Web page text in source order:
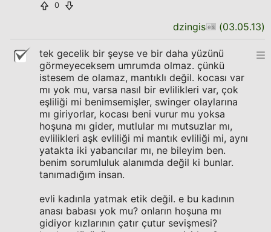
0
dzingis (03.05.13)
tek gecelik bir şeyse ve bir daha yüzünü
görmeyeceksem umrumda olmaz. çünkü
istesem de olamaz, mantıklı değil. kocası var
mı yok mu, varsa nasıl bir evlilikleri var, çok
eşliliği mi benimsemişler, swinger olaylarına
mı giriyorlar, kocası beni vurur mu yoksa
hoşuna mı gider, mutlular mı mutsuzlar mı,
evlilikleri aşk evliliği mi mantık evliliği mi, aynı
yatakta iki yabancılar mı, ne bileyim ben.
benim sorumluluk alanımda değil ki bunlar.
tanımadığım insan.
evli kadınla yatmak etik değil. e bu kadının
anası babası yok mu? onların hoşuna mı
gidiyor kızlarının çatır çutur sevişmesi?